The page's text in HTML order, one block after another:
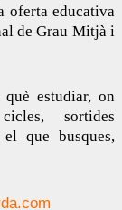
oferta educativa
de Grau Mitjà i
estudiar, on
sortides
que busques,